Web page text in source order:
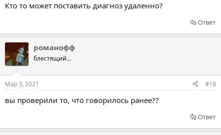
Кто то может поставить диагноз удаленно?
Ответ
романофф
блестящий...
Мар 3, 2021 #18
вы проверили то, что говорилось ранее??
Ответ